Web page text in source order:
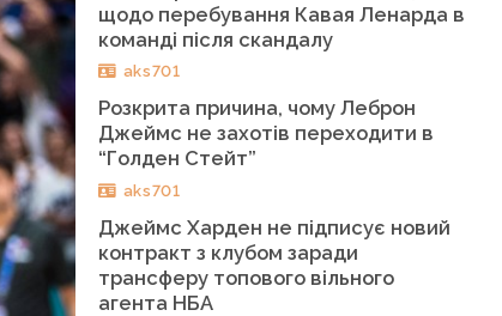
щодо перебування Кавая Ленарда в
команді після скандалу
aks701
Розкрита причина, чому Леброн
Джеймс не захотів переходити в
“Голден Стейт”
aks701
Джеймс Харден не підписує новий
контракт з клубом заради
трансферу топового вільного
агента НБА